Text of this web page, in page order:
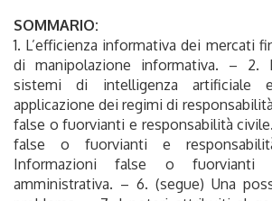
SOMMARIO:
1. L’efficienza informativa dei mercati
di manipolazione informativa. – 2.
sistemi di intelligenza
applicazione dei regimi di
false o fuorvianti e responsabilità
false o fuorvianti e
Informazioni false o fuorvianti
amministrativa. – 6. (segue) Una